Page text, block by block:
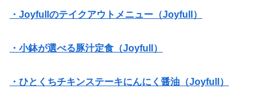
・Joyfullのテイクアウトメニュー（Joyfull）
・小鉢が選べる豚汁定食（Joyfull）
・ひとくちチキンステーキにんにく醤油（Joyfull）